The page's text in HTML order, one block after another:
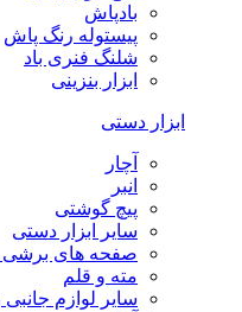
بادپاش
پیستوله رنگ پاش
شلنگ فنری باد
ابزار بنزینی
ابزار دستی
آچار
انبر
پیچ گوشتی
سایر ابزار دستی
صفحه های
مته و قلم
سایر لوازم